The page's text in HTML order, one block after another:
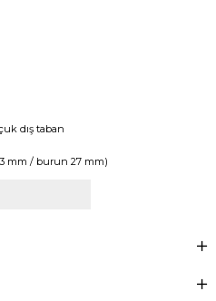
dış taban
mm / burun 27 mm)